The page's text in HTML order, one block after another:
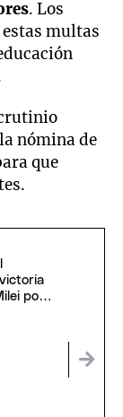
. Los
estas multas
nómina de
que
por